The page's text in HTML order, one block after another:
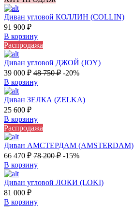
Диван угловой КОЛЛИН (COLLIN)
91 900 ₽
В корзину
Распродажа
Диван угловой ДЖОЙ (JOY)
39 000 ₽ 48 750₽ -20%
В корзину
Диван ЗЕЛКА (ZELKA)
25 600 ₽
В корзину
Распродажа
Диван АМСТЕРДАМ (AMSTERDAM)
66 470 ₽ 78 200₽ -15%
В корзину
Диван угловой ЛОКИ (LOKI)
81 000 ₽
В корзину